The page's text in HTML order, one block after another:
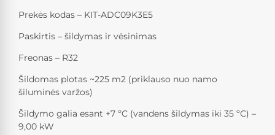
Prekės kodas – KIT-ADC09K3E5
Paskirtis – šildymas ir vėsinimas
Freonas – R32
Šildomas plotas ~225 m2 (priklauso nuo namo
šiluminės varžos)
Šildymo galia esant +7 ºC (vandens šildymas iki 35 ºС) –
9,00 kW